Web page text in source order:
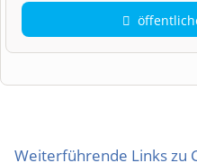
Name
Weiterführende Links zu